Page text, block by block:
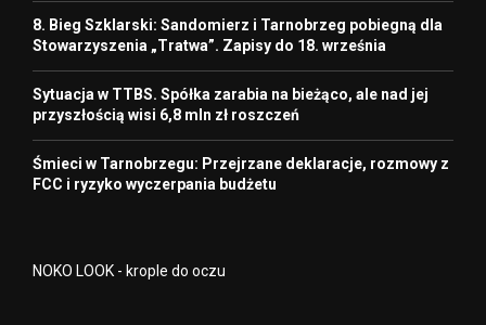
8. Bieg Szklarski: Sandomierz i Tarnobrzeg pobiegną dla
Stowarzyszenia „Tratwa”. Zapisy do 18. września
Sytuacja w TTBS. Spółka zarabia na bieżąco, ale nad jej
przyszłością wisi 6,8 mln zł roszczeń
Śmieci w Tarnobrzegu: Przejrzane deklaracje, rozmowy z
FCC i ryzyko wyczerpania budżetu
NOKO LOOK - krople do oczu